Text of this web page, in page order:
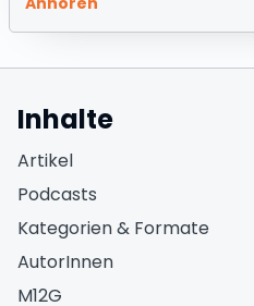
Inhalte
Artikel
Podcasts
Kategorien & Formate
AutorInnen
M12G